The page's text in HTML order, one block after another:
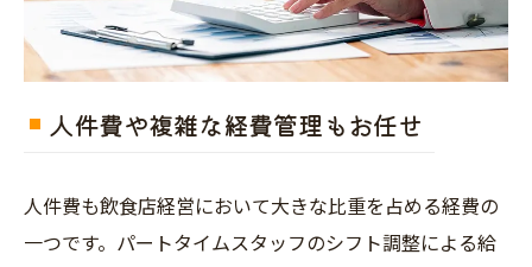
人件費や複雑な経費管理もお任せ
人件費も飲食店経営において大きな比重を占める経費の
一つです。パートタイムスタッフのシフト調整による給